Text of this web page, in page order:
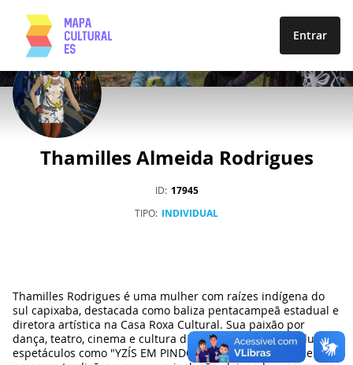
Entrar
AGENTES
Thamilles Almeida Rodrigues
ID 17945
TIPO INDIVIDUAL
Thamilles Rodrigues é uma mulher com raízes indígena do
sul capixaba, destacada como baliza pentacampeã estadual e
diretora artística na Casa Roxa Cultural. Sua paixão por
dança, teatro, cinema e cultura digital a levou a co-produzir
espetáculos como "YZÍS EM PINDORAMA" e "CURA", onde